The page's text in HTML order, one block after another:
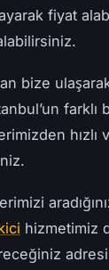
fiyat
bize
farklı
hızlı
hizmetimiz